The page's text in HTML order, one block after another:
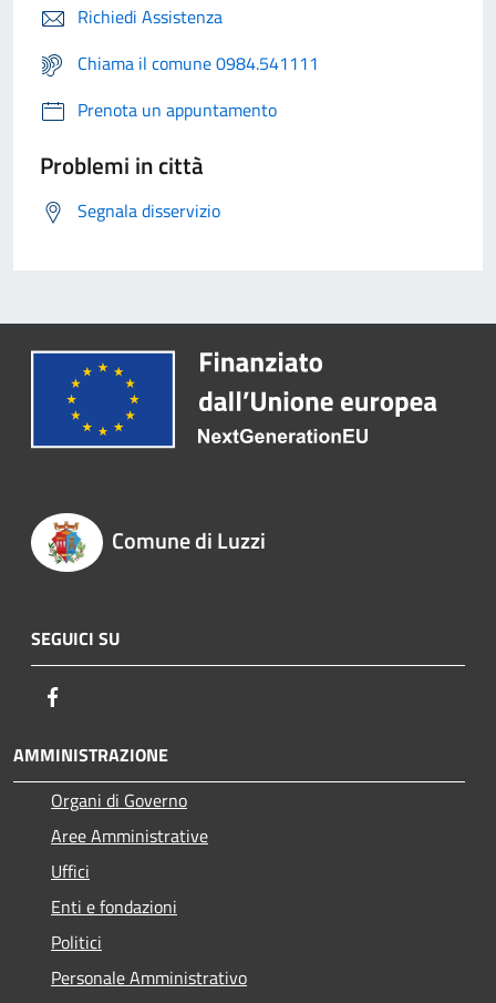
Richiedi Assistenza
Chiama il comune 0984.541111
Prenota un appuntamento
Problemi in città
Segnala disservizio
Comune di Luzzi
SEGUICI SU
AMMINISTRAZIONE
Organi di Governo
Aree Amministrative
Uffici
Enti e fondazioni
Politici
Personale Amministrativo